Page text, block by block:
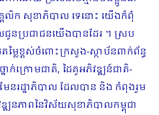
គ្គលិក សុខាភិបាល ទេនោះ យើងក៏ពុំ
ជូនប្រជាជនយើងបានដែរ ។ ស្រប
ម្លៃខ្ពស់ចំពោះក្រសួង-ស្ថាប័នពាក់ព័ន្ធ
នាក់ក្រោមជាតិ, ដៃគូអភិវឌ្ឍន៍ជាតិ-
ែនរដ្ឋាភិបាល ដែលបាន និង កំពុងរួម
ភាពនៃវិស័យសុខាភិបាលកម្ពុជា